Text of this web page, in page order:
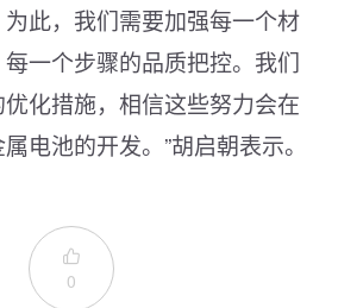
此，我们需要加强每一个材
一个步骤的品质把控。我们
化措施，相信这些努力会在
电池的开发。”胡启朝表示。

0